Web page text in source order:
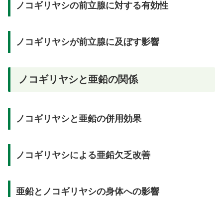
ノコギリヤシの前立腺に対する有効性
ノコギリヤシが前立腺に及ぼす影響
ノコギリヤシと亜鉛の関係
ノコギリヤシと亜鉛の併用効果
ノコギリヤシによる亜鉛欠乏改善
亜鉛とノコギリヤシの身体への影響